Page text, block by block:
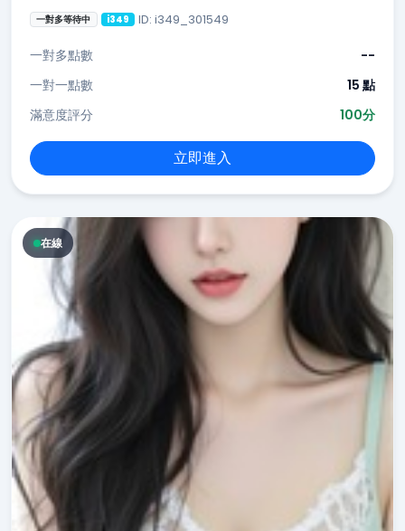
一對多等待中 i349 ID: i349_301549
一對多點數
--
一對一點數
15 點
滿意度評分
100分
立即進入
在線